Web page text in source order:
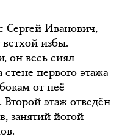
Сергей Иванович,
ветхой избы.
он весь сиял
первого этажа —
от неё —
этаж отведён
занятий йогой